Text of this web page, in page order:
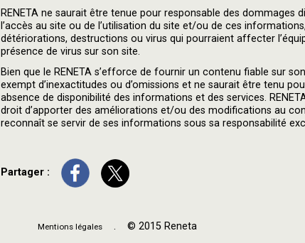
RENETA ne saurait être tenue pour responsable des dommages
l’accès au site ou de l’utilisation du site et/ou de ces
détériorations, destructions ou virus qui pourraient affecter
présence de virus sur son site.
Bien que le RENETA s’efforce de fournir un contenu fiable sur
exempt d’inexactitudes ou d’omissions et ne saurait être tenu
absence de disponibilité des informations et des services.
droit d’apporter des améliorations et/ou des modifications au
reconnaît se servir de ses informations sous sa responsabilité
Partager :
Mentions légales . © 2015 Reneta